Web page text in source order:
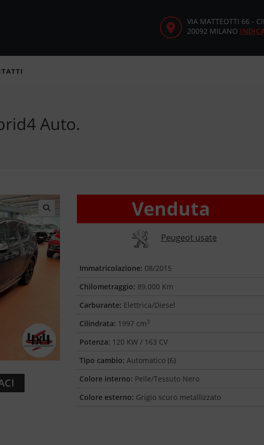
VIA MATTEOTTI 66 -
20092 MILANO
Auto.
🔍
Venduta
Peugeot usate
Immatricolazione: 08/2015
Chilometraggio: 89.000 Km
Carburante: Elettrica/Diesel
Cilindrata: 1997 cm3
Potenza: 120 KW / 163 CV
Tipo cambio: Automatico (6)
Colore interno: Pelle/Tessuto Nero
Colore esterno: Grigio scuro metallizzato